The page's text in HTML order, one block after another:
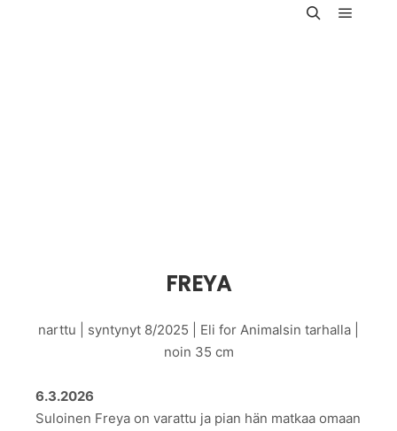
FREYA
narttu | syntynyt 8/2025 | Eli for Animalsin tarhalla |
noin 35 cm
6.3.2026
Suloinen Freya on varattu ja pian hän matkaa omaan